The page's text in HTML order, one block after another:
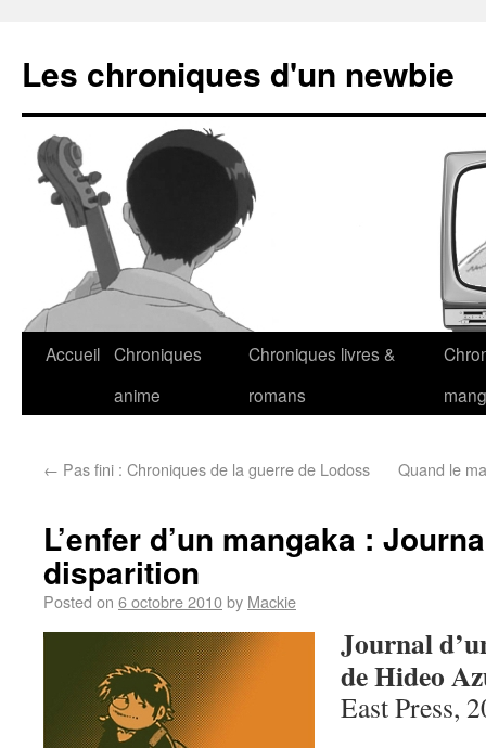
Les chroniques d'un newbie
Accueil Chroniques
anime
Chroniques livres &
romans
← Pas fini : Chroniques de la guerre de Lodoss Quand le
L’enfer d’un mangaka :
disparition
Posted on 6 octobre 2010by Mackie
Journal
de Hideo
East Press,